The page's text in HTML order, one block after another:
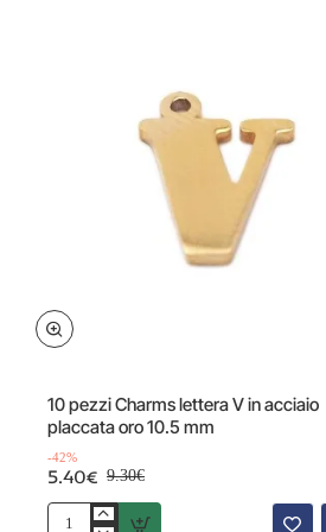
10 pezzi Charms lettera V in acciaio
placcata oro 10.5 mm
-42%
5.40€ 9.30€